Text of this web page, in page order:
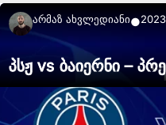
Არმაზ Ახვლედიანი●
პსჟ vs ბაიერნი –